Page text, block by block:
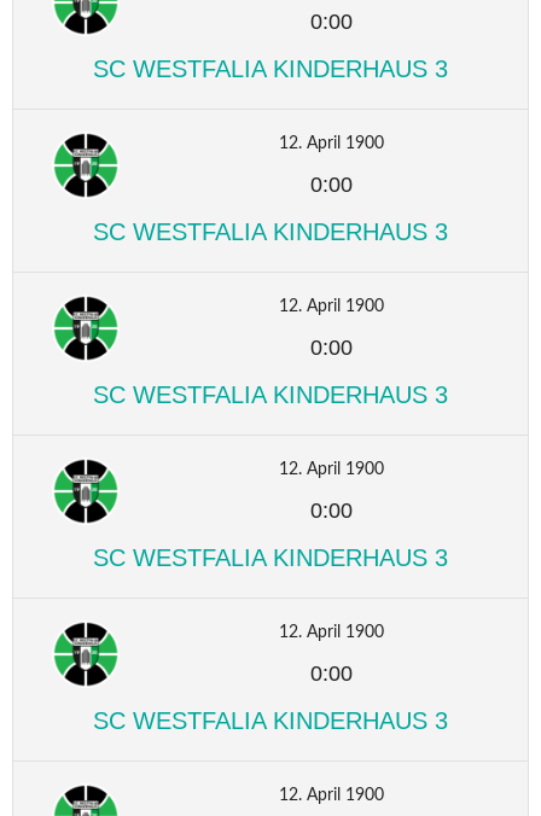
0:00
SC WESTFALIA KINDERHAUS 3
12. April 1900
0:00
SC WESTFALIA KINDERHAUS 3
12. April 1900
0:00
SC WESTFALIA KINDERHAUS 3
12. April 1900
0:00
SC WESTFALIA KINDERHAUS 3
12. April 1900
0:00
SC WESTFALIA KINDERHAUS 3
12. April 1900